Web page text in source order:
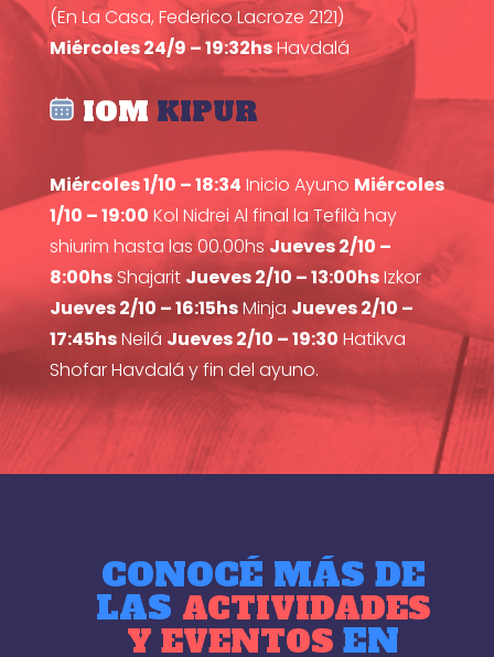
(En La Casa, Federico Lacroze 2121)
Miércoles 24/9 – 19:32hsHavdalá
IOM KIPUR
Miércoles 1/10 – 18:34 Inicio Ayuno Miércoles
1/10 – 19:00 Kol Nidrei Al final la Tefilà hay
shiurim hasta las 00.00hsJueves 2/10 –
8:00hsShajarit Jueves 2/10 – 13:00hsIzkor
Jueves 2/10 – 16:15hsMinja Jueves 2/10 –
17:45hsNeilá Jueves 2/10 – 19:30 Hatikva
Shofar Havdalá y fin del ayuno.
CONOCÉ MÁS DE
LAS ACTIVIDADES
Y EVENTOSEN